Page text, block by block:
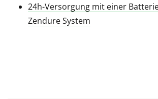
24h-Versorgung mit einer
Zendure System